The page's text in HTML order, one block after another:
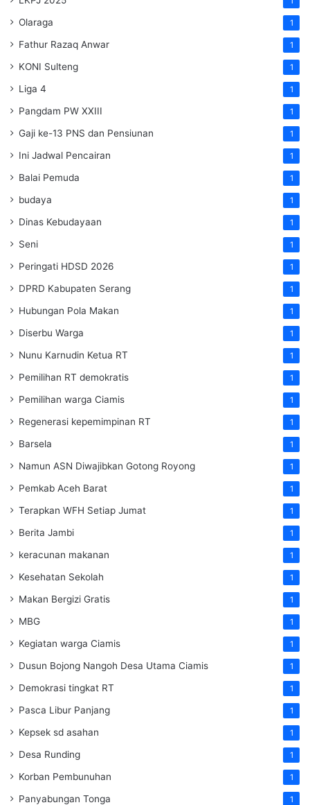
Olaraga 1
Fathur Razaq Anwar 1
KONI Sulteng 1
Liga 4 1
Pangdam PW XXIII 1
Gaji ke-13 PNS dan Pensiunan 1
Ini Jadwal Pencairan 1
Balai Pemuda 1
budaya 1
Dinas Kebudayaan 1
Seni 1
Peringati HDSD 2026 1
DPRD Kabupaten Serang 1
Hubungan Pola Makan 1
Diserbu Warga 1
Nunu Karnudin Ketua RT 1
Pemilihan RT demokratis 1
Pemilihan warga Ciamis 1
Regenerasi kepemimpinan RT 1
Barsela 1
Namun ASN Diwajibkan Gotong Royong 1
Pemkab Aceh Barat 1
Terapkan WFH Setiap Jumat 1
Berita Jambi 1
keracunan makanan 1
Kesehatan Sekolah 1
Makan Bergizi Gratis 1
MBG 1
Kegiatan warga Ciamis 1
Dusun Bojong Nangoh Desa Utama Ciamis 1
Demokrasi tingkat RT 1
Pasca Libur Panjang 1
Kepsek sd asahan 1
Desa Runding 1
Korban Pembunuhan 1
Panyabungan Tonga 1